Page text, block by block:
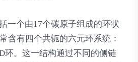
一个由17个碳原子组成的环状
含有四个共轭的六元环系统：
环。这一结构通过不同的侧链